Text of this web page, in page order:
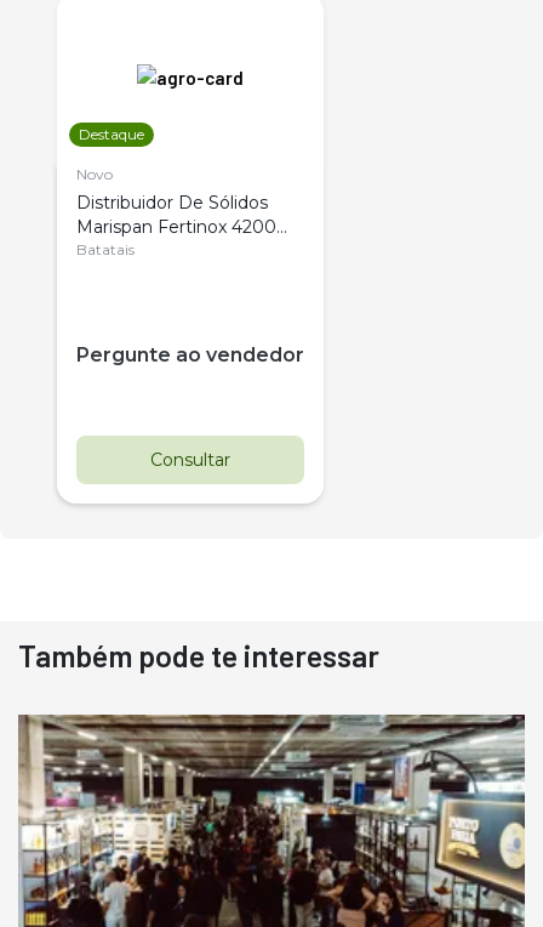
Destaque
Novo
Distribuidor De Sólidos
Marispan Fertinox 4200
Citrus
Batatais
Pergunte ao vendedor
Consultar
Destaque
Usado
Pá Carregadeira Cat 966
Ano 1987
Londrina
R$ 145.000
Também pode te interessar